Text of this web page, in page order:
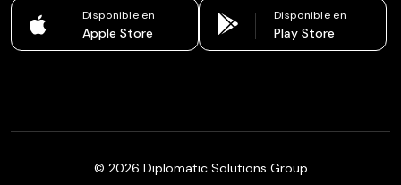
Disponible en
Apple Store
Disponible en
Play Store
© 2026 Diplomatic Solutions Group